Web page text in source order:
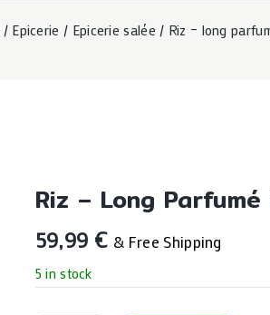
/ Epicerie / Epicerie salée / Riz – long
Riz – Long
59,99 € & Free Shipping
5 in stock